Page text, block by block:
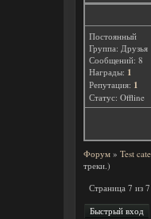
Постоянный
Группа: Друзья
Сообщений: 8
Награды: 1
Репутация: 1
Статус: Offline
Форум » Test
треки.)
Страница 7 из 7